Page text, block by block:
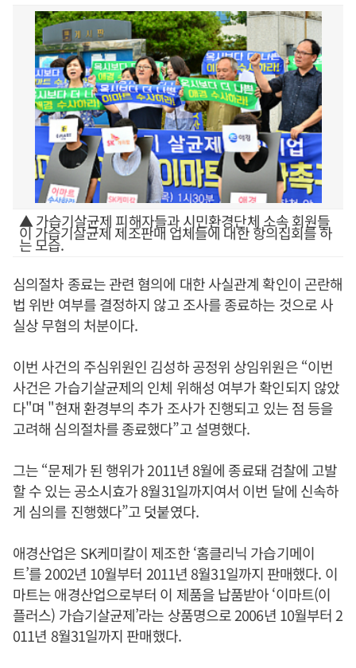
▲ 가습기살균제 피해자들과 시민환경단체 소속 회원들
이 가습기살균제 제조판매 업체들에 대한 항의집회를 하
는 모습.
심의절차 종료는 관련 혐의에 대한 사실관계 확인이 곤란해
법 위반 여부를 결정하지 않고 조사를 종료하는 것으로 사
실상 무혐의 처분이다.
이번 사건의 주심위원인 김성하 공정위 상임위원은 “이번
사건은 가습기살균제의 인체 위해성 여부가 확인되지 않았
다"며 "현재 환경부의 추가 조사가 진행되고 있는 점 등을
고려해 심의절차를 종료했다”고 설명했다.
그는 “문제가 된 행위가 2011년 8월에 종료돼 검찰에 고발
할 수 있는 공소시효가 8월31일까지여서 이번 달에 신속하
게 심의를 진행했다”고 덧붙였다.
애경산업은 SK케미칼이 제조한 ‘홈클리닉 가습기메이
트’를 2002년 10월부터 2011년 8월31일까지 판매했다. 이
마트는 애경산업으로부터 이 제품을 납품받아 ‘이마트(이
플러스) 가습기살균제’라는 상품명으로 2006년 10월부터 2
011년 8월31일까지 판매했다.